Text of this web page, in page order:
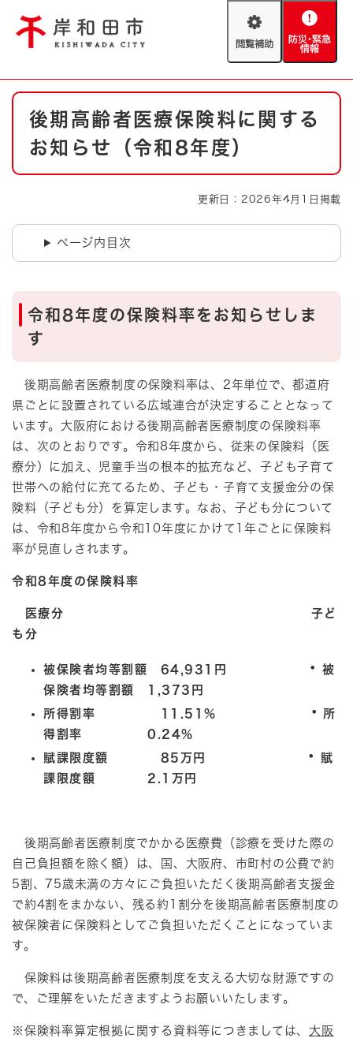
閲
助
防
緊
情
やさしい日本語
防災・緊急情報 救急・消防
ハザードマップ AED設置箇所
本
後期高齢者医療保険料に関する
お知らせ（令和8年度）
更新日：2026年4月1日掲載
ページ内目次
令和8年度の保険料率をお知らせしま
す
後期高齢者医療制度の保険料率は、2年単位で、都道府
県ごとに設置されている広域連合が決定することとなって
います。大阪府における後期高齢者医療制度の保険料率
は、次のとおりです。令和8年度から、従来の保険料（医
療分）に加え、児童手当の根本的拡充など、子ども子育て
世帯への給付に充てるため、子ども・子育て支援金分の保
険料（子ども分）を算定します。なお、子ども分について
は、令和8年度から令和10年度にかけて1年ごとに保険料
率が見直しされます。
令和8年度の保険料率
医療分 子ど
も分
被保険者均等割額 64,931円 ・
被
保険者均等割額 1,373円​
所得割率 11.51%
・
所
得割率 0.24%
賦課限度額 85万円
・
賦
課限度額 2.1万円
後期高齢者医療制度でかかる医療費（診療を受けた際の
自己負担額を除く額）は、国、大阪府、市町村の公費で約
5割、75歳未満の方々にご負担いただく後期高齢者支援金
で約4割をまかない、残る約1割分を後期高齢者医療制度の
被保険者に保険料としてご負担いただくことになっていま
す。
保険料は後期高齢者医療制度を支える大切な財源ですの
で、ご理解をいただきますようお願いいたします。
※保険料率算定根拠に関する資料等につきましては、 大阪